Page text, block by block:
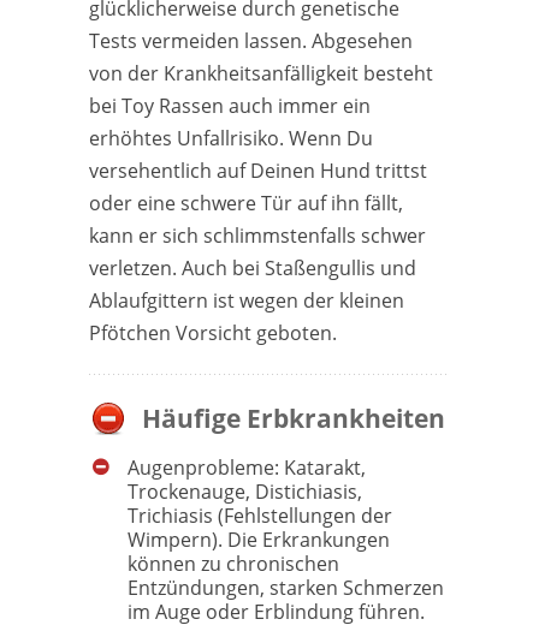
glücklicherweise durch genetische
Tests vermeiden lassen. Abgesehen
von der Krankheitsanfälligkeit besteht
bei Toy Rassen auch immer ein
erhöhtes Unfallrisiko. Wenn Du
versehentlich auf Deinen Hund trittst
oder eine schwere Tür auf ihn fällt,
kann er sich schlimmstenfalls schwer
verletzen. Auch bei Staßengullis und
Ablaufgittern ist wegen der kleinen
Pfötchen Vorsicht geboten.
Häufige Erbkrankheiten
Augenprobleme: Katarakt,
Trockenauge, Distichiasis,
Trichiasis (Fehlstellungen der
Wimpern). Die Erkrankungen
können zu chronischen
Entzündungen, starken Schmerzen
im Auge oder Erblindung führen.